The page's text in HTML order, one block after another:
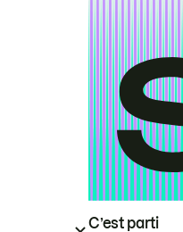
C’est parti